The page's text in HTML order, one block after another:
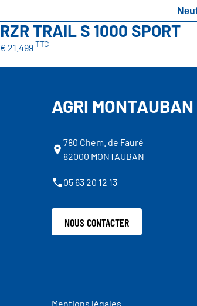
RZR TRAIL S 1000 SPORT
€ 21.499TTC
AGRI MONTAUBAN
780 Chem. de Fauré
82000 MONTAUBAN
05 63 20 12 13
NOUS CONTACTER
Mentions légales